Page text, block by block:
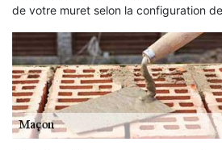
de votre muret selon la configuration